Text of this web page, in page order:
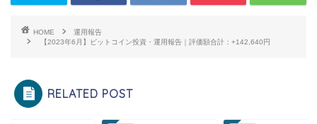
HOME
運用報告
【2023年6月】ビットコイン投資・運用報告｜評価額合計：+142,640円
RELATED POST